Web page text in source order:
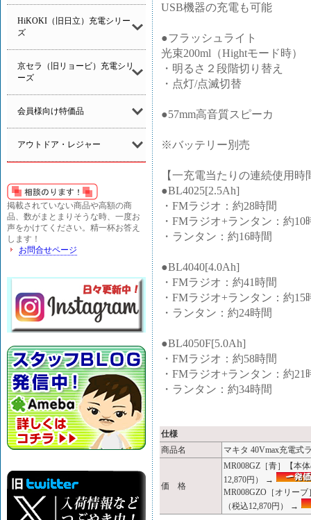
HiKOKI（旧日立）充電シリー
ズ
京セラ（旧リョービ）充電シリ
ーズ
会員様向け特価品
アウトドア・レジャー
掲載されていない商品や高額の商
品、数がまとまりそうな時、一度お
声をかけてください。精一杯お答え
します！
お問合せページ
USB機器の充電も可能
●フラッシュライト
光束200ml（Hightモード時）
・明るさ２段階切り替え
・点灯/点滅切替
●57mm高音質スピーカ
※バッテリー別売
【一充電当たりの連続使用
●BL4025[2.5Ah]
・FMラジオ：約28時間
・FMラジオ+ランタン：約10
・ランタン：約16時間
●BL4040[4.0Ah]
・FMラジオ：約41時間
・FMラジオ+ランタン：約15
・ランタン：約24時間
●BL4050F[5.0Ah]
・FMラジオ：約58時間
・FMラジオ+ランタン：約21
・ランタン：約34時間
仕様
商品名
マキタ 40Vmax充電式
価 格
MR008GZ［青］【本
12,870円） →
MR008GZO［オリー
（税込12,870円） →